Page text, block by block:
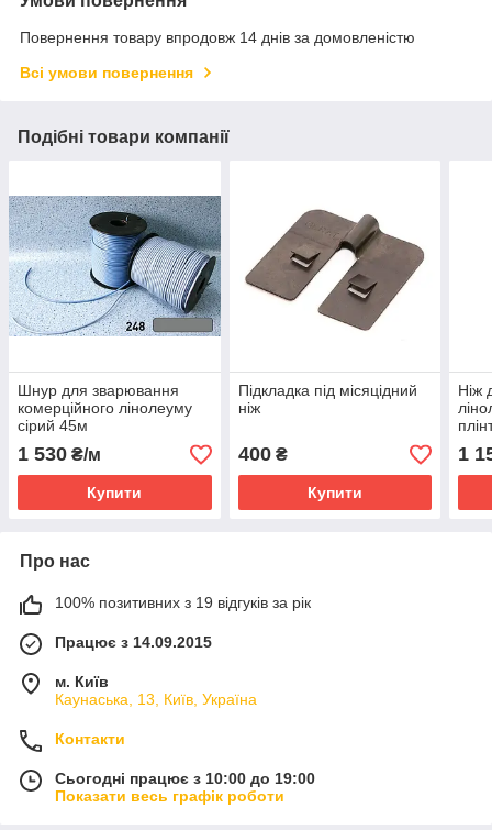
Повернення товару впродовж 14 днів за домовленістю
Всі умови повернення
Подібні товари компанії
Шнур для зварювання
комерційного лінолеуму
сірий 45м
1 530 ₴/м
Купити
Підкладка під місяцідний
ніж
400₴
Купити
Ніж
1
Про нас
100% позитивних з 19 відгуків за рік
Працює з 14.09.2015
м. Київ
Каунаська, 13, Київ, Україна
Контакти
Сьогодні працює з 10:00 до 19:00
Показати весь графік роботи